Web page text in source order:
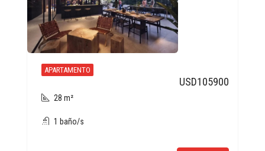
APARTAMENTO
USD105900
28 m²
1 baño/s